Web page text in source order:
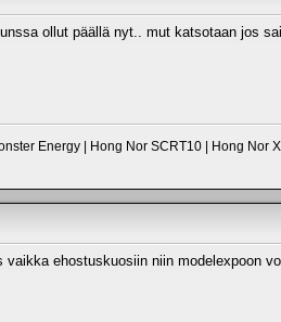
ollut päällä nyt.. mut katsotaan jos
Energy | Hong Nor SCRT10 | Hong Nor
ehostuskuosiin niin modelexpoon